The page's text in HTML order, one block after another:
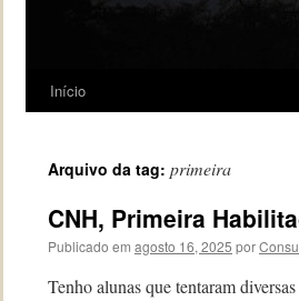
Início
Arquivo da tag: primeira
CNH, Primeira
Publicado em agosto 16, 2025 por
Tenho alunas que tentaram